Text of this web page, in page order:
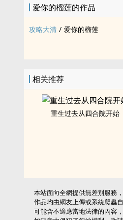
爱你的榴莲的作品
攻略大清 / 爱你的榴莲
相关推荐
重生过去从四合院开始
本站面向全網提供無差別服務
作品均由網友上傳或系統爬蟲
可能含不適應當地法律的內容